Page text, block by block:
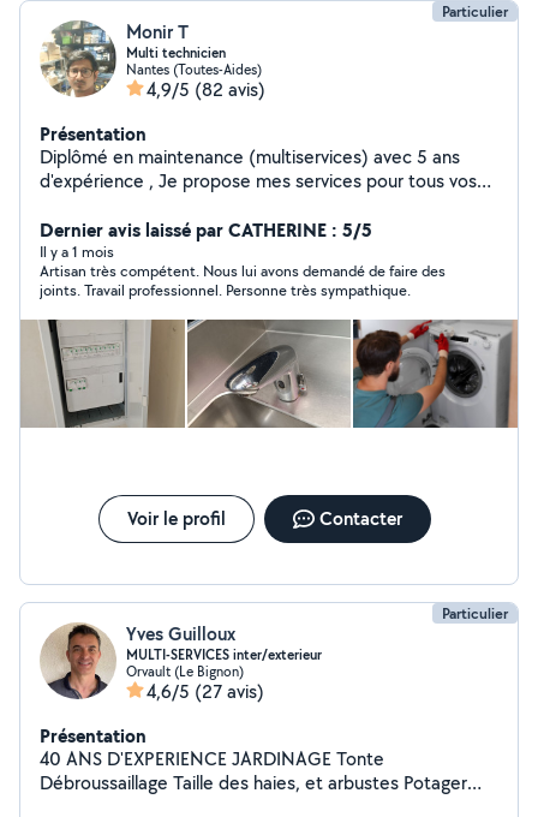
Particulier
Monir T
Multi technicien
Nantes (Toutes-Aides)
4,9/5 (82 avis)
Présentation
Diplômé en maintenance (multiservices) avec 5 ans
d'expérience , Je propose mes services pour tous vos
dépannage d'électroménager.
Dernier avis laissé par CATHERINE : 5/5
Il y a 1 mois
Artisan très compétent. Nous lui avons demandé de faire des
joints. Travail professionnel. Personne très sympathique.
Voir le profil Contacter
Particulier
Yves Guilloux
MULTI-SERVICES inter/exterieur
Orvault (Le Bignon)
4,6/5 (27 avis)
Présentation
40 ANS D'EXPERIENCE JARDINAGE Tonte
Débroussaillage Taille des haies, et arbustes Potager